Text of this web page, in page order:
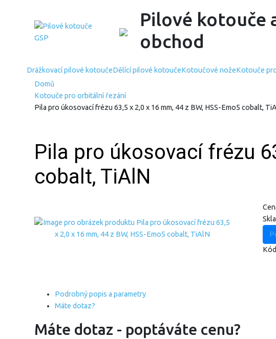
Pilové kotouče
obchod
Drážkovací pilové kotoučeDělící pilové kotoučeKotoučové nožeKotouče
Domů
Kotouče pro orbitální řezání
Pila pro úkosovací frézu 63,5 x 2,0 x 16 mm, 44 z BW, HSS-Emo5 cobalt,
Pila pro úkosovací frézu
cobalt, TiAlN
Podrobný popis a parametry
Máte dotaz?
Máte dotaz - poptáváte cenu?